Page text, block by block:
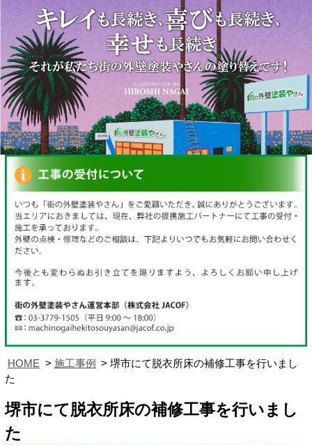
HOME 施工事例
堺市にて脱衣所床の補修工事を行いまし
た
堺市にて脱衣所床の補修工事を行いまし
た